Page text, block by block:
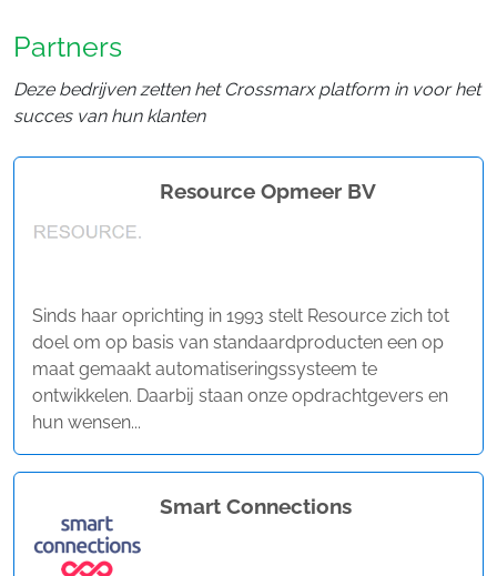
Partners
Deze bedrijven zetten het Crossmarx platform in voor het
succes van hun klanten
Resource Opmeer BV
Sinds haar oprichting in 1993 stelt Resource zich tot
doel om op basis van standaardproducten een op
maat gemaakt automatiseringssysteem te
ontwikkelen. Daarbij staan onze opdrachtgevers en
hun wensen...
Smart Connections